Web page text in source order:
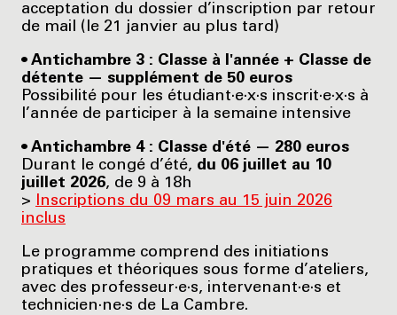
acceptation du dossier d’inscription par retour
de mail (le 21 janvier au plus tard)
• Antichambre 3 : Classe à l'année + Classe de
détente — supplément de 50 euros
Possibilité pour les étudiant·e·x·s inscrit·e·x·s à
l’année de participer à la semaine intensive
• Antichambre 4 : Classe d'été — 280 euros
Durant le congé d’été, du 06 juillet au 10
juillet 2026, de 9 à 18h
> Inscriptions du 09 mars au 15 juin 2026
inclus
Le programme comprend des initiations
pratiques et théoriques sous forme d’ateliers,
avec des professeur·e·s, intervenant·e·s et
technicien·ne·s de La Cambre.